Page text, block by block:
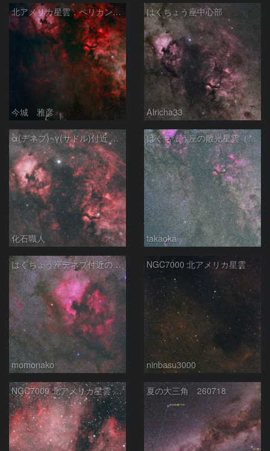
北アメリカ星雲，ペリカン星雲，サドル付近，クレセント星雲，網状星雲・・・etc
今城 雅彦
はくちょう座中心部
Alricha33
α(デネブ)~γ(サドル)付近 NGC7000 北アメリカ星雲 IC5067~5070 ペリカン星雲 はくちょう座
化石職人
はくちょう座の散光星雲（１００ｍｍ）
takaoka
はくちょう座デネブ付近の空域 260720
momonako
NGC7000 北アメリカ星雲
ninbasu3000
NGC7000 北アメリカ星雲 IC5067~5070 ペリカン星雲 はくちょう座 夏の大三角 260718